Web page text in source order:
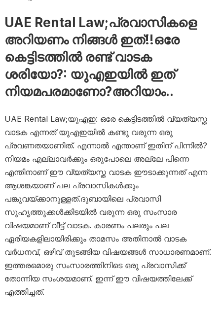
UAE Rental Law;പ്രവാസികളെ
അറിയണം നിങ്ങൾ ഇത്!!ഒരേ
കെട്ടിടത്തിൽ രണ്ട് വാടക
ശരിയോ?: യുഎഇയിൽ ഇത്
നിയമപരമാണോ?അറിയാം..
UAE Rental Law;യുഎഇ: ഒരേ കെട്ടിടത്തിൽ വ്യത്യസ്ത
വാടക എന്നത് യുഎഇയിൽ കണ്ടു വരുന്ന ഒരു
പ്രവണതയാണിത്. എന്നാൽ എന്താണ് ഇതിന് പിന്നിൽ?
നിയമം എല്ലാവർക്കും ഒരുപോലെ അല്ലേ പിന്നെ
എന്തിനാണ് ഈ വ്യത്യസ്ത വാടക ഈടാക്കുന്നത് എന്ന
ആശങ്കയാണ് പല പ്രവാസികൾക്കും
പങ്കുവയ്ക്കാനുള്ളത്.ദുബായിലെ പ്രവാസി
സുഹൃത്തുക്കൾക്കിടയിൽ വരുന്ന ഒരു സംസാര
വിഷയമാണ് വീട്ട് വാടക. കാരണം പലരും പല
ഏരിയകളിലായിരിക്കും താമസം അതിനാൽ വാടക
വർധനവ്, ഒഴിവ് തുടങ്ങിയ വിഷയങ്ങൾ സാധാരണമാണ്.
ഇത്തരമൊരു സംസാരത്തിനിടെ ഒരു പ്രവാസിക്ക്
തോന്നിയ സംശയമാണ്. ഇന്ന് ഈ വിഷയത്തിലേക്ക്
എത്തിച്ചത്.